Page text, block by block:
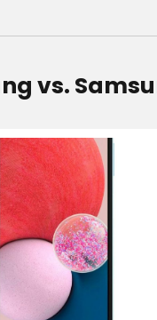
vs.